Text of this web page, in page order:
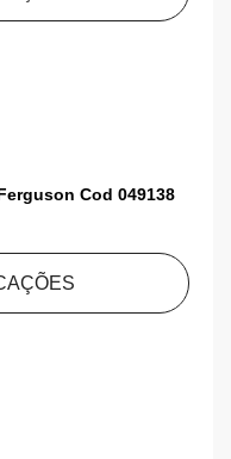
Cod 049138